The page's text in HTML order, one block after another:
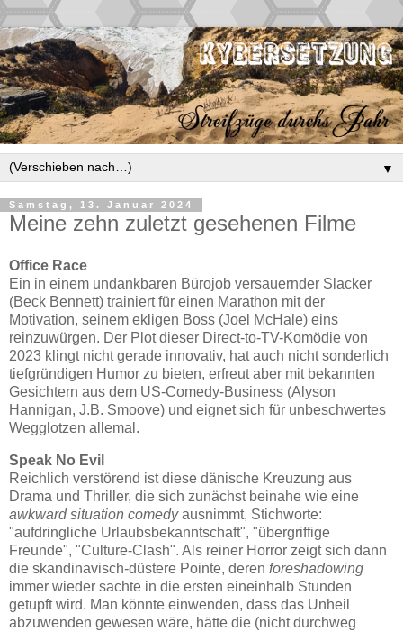
▼
Samstag, 13. Januar 2024
Meine zehn zuletzt gesehenen Filme
Office Race
Ein in einem undankbaren Bürojob versauernder Slacker
(Beck Bennett) trainiert für einen Marathon mit der
Motivation, seinem ekligen Boss (Joel McHale) eins
reinzuwürgen. Der Plot dieser Direct-to-TV-Komödie von
2023 klingt nicht gerade innovativ, hat auch nicht sonderlich
tiefgründigen Humor zu bieten, erfreut aber mit bekannten
Gesichtern aus dem US-Comedy-Business (Alyson
Hannigan, J.B. Smoove) und eignet sich für unbeschwertes
Wegglotzen allemal.
Speak No Evil
Reichlich verstörend ist diese dänische Kreuzung aus
Drama und Thriller, die sich zunächst beinahe wie eine
awkward situation comedyausnimmt, Stichworte:
"aufdringliche Urlaubsbekanntschaft", "übergriffige
Freunde", "Culture-Clash". Als reiner Horror zeigt sich dann
die skandinavisch-düstere Pointe, deren foreshadowing
immer wieder sachte in die ersten eineinhalb Stunden
getupft wird. Man könnte einwenden, dass das Unheil
abzuwenden gewesen wäre, hätte die (nicht durchweg